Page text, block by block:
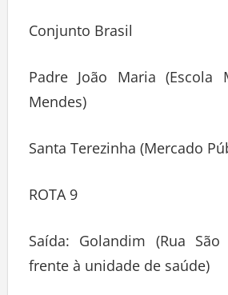
Conjunto Brasil
Padre João Maria (Escola
Mendes)
Santa Terezinha (Mercado
ROTA 9
Saída: Golandim (Rua
frente à unidade de saúde)